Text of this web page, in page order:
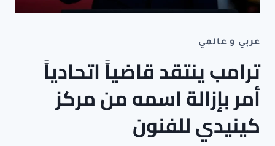
عربي و عالمي
ترامب ينتقد قاضياً اتحادياً
أمر بإزالة اسمه من مركز
كينيدي للفنون